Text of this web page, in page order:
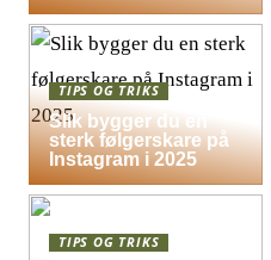
TIPS OG TRIKS
Slik bygger du en
sterk følgerskare på
Instagram i 2025
TIPS OG TRIKS